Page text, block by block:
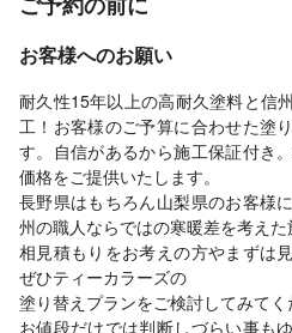
お客様へのお願い
耐久性15年以上の高耐久塗料と信
工！お客様のご予算に合わせた塗
す。自信があるから施工保証付き
価格をご提供いたします。
長野県はもちろん山梨県のお客様
州の職人ならではの寒暖差を考えた
相見積もりをお考えの方やまずは
ぜひティーカラーズの
塗り替えプランをご検討してみてく
お値段だけでは判断しづらい事も